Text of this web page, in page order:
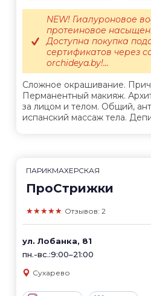
Сложное окрашивание.
Перманентный макияж.
за лицом и телом. Общий,
испанский массаж тела.
NEW! Гиалуроновое
протеиновое
Доступна покупка
сертификатов через
orchideya.by!...
ПАРИКМАХЕРСКАЯ
ПроСтрижки
★★★★★ Отзывов: 2
ул. Лобанка, 81
пн.-вс.:9:00–21:00
Сухарево